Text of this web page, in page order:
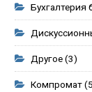
Бухгалтерия
Другое(3)
Компромат